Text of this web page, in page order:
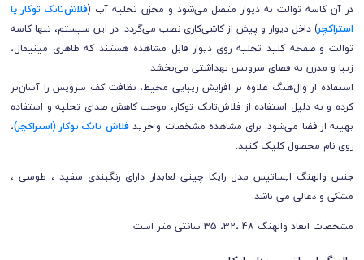
در آن کاسه توالت به دیوار متصل می‌شود و مخزن تخلیه آب (فلاش‌تانک توکار یا
استراکچر) داخل دیوار و پیش از کاشی‌کاری نصب می‌گردد. در این سیستم، تنها کاسه
توالت و صفحه کلید تخلیه روی دیوار قابل مشاهده هستند که ظاهری مینیمال،
زیبا و مدرن به فضای سرویس بهداشتی می‌بخشد.
استفاده از وال‌هنگ علاوه بر افزایش زیبایی محیط، نظافت کف سرویس را آسان‌تر
کرده و به دلیل استفاده از فلاش‌تانک توکار، موجب کاهش صدای تخلیه و استفاده
بهینه از فضا می‌شود. برای مشاهده مشخصات و خریدفلاش تانک توکار (استراکچر)،
روی نام محصول کلیک کنید.
جنس والهنگ ایساتیس مدل رایکا چینی لعابدار دارای رنگبندی سفید ، طوسی ،
مشکی و ذغالی می باشد.
مشخصات ابعاد والهنگ 48 ،32، 35 سانتی متر است.